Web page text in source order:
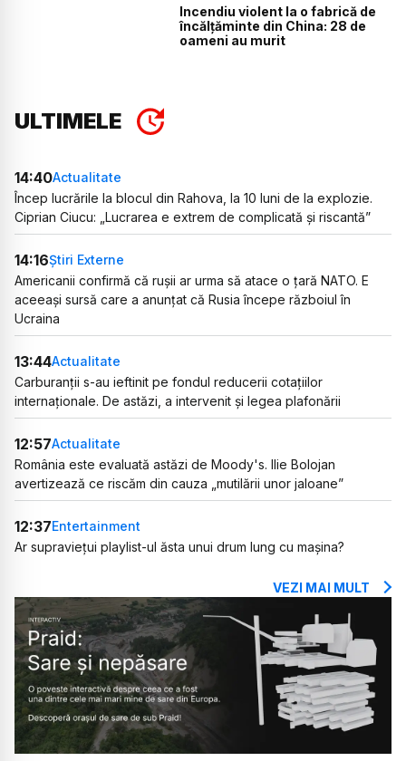
Incendiu violent la o fabrică de
încălţăminte din China: 28 de
oameni au murit
ULTIMELE
14:40Actualitate
Încep lucrările la blocul din Rahova, la 10 luni de la explozie.
Ciprian Ciucu: „Lucrarea e extrem de complicată și riscantă”
14:16Știri Externe
Americanii confirmă că rușii ar urma să atace o țară NATO. E
aceeași sursă care a anunțat că Rusia începe războiul în
Ucraina
13:44Actualitate
Carburanții s-au ieftinit pe fondul reducerii cotațiilor
internaționale. De astăzi, a intervenit și legea plafonării
12:57Actualitate
România este evaluată astăzi de Moody's. Ilie Bolojan
avertizează ce riscăm din cauza „mutilării unor jaloane”
12:37Entertainment
Ar supraviețui playlist-ul ăsta unui drum lung cu mașina?
VEZI MAI MULT